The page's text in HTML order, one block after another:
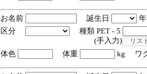
お名前 誕生日
区分
種類 PET - 5
(手入力)
体色
体重 kg ワ